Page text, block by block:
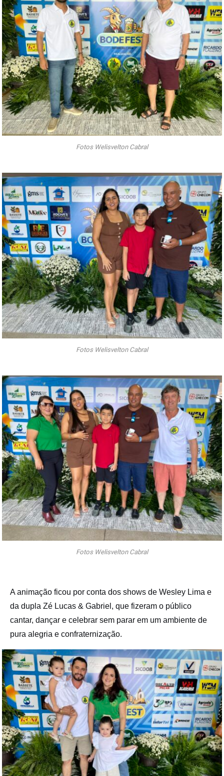
Fotos Welisvelton Cabral
Fotos Welisvelton Cabral
Fotos Welisvelton Cabral
A animação ficou por conta dos shows de Wesley Lima e
da dupla Zé Lucas & Gabriel, que fizeram o público
cantar, dançar e celebrar sem parar em um ambiente de
pura alegria e confraternização.